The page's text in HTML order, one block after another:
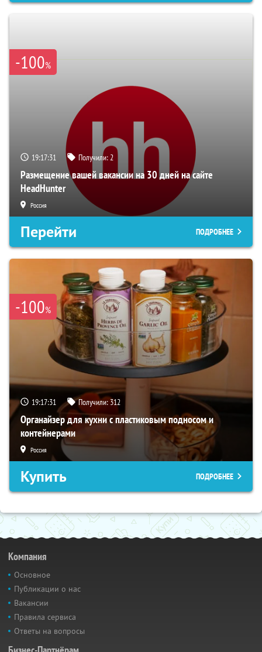
-100%
19:17:30 Получили:2
Размещение вашей вакансии на 30 дней на сайте
HeadHunter
Россия
Перейти ПОДРОБНЕЕ
-100%
19:17:30 Получили: 312
Органайзер для кухни с пластиковым подносом и
контейнерами
Россия
Купить ПОДРОБНЕЕ
Компания
Основное
Публикации о нас
Вакансии
Правила сервиса
Ответы на вопросы